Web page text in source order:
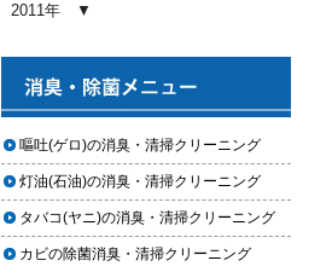
別に徹底比較
2026.01.02
ヘッドライト黄ばみ取りの料金相
場｜イエローハット・オートバッ
クス・専門店を徹底比較【2026年
版】
2026.01.01
2011年
嘔吐(ゲロ)の消臭・清掃クリーニング
灯油(石油)の消臭・清掃クリーニング
タバコ(ヤニ)の消臭・清掃クリーニング
カビの除菌消臭・清掃クリーニング